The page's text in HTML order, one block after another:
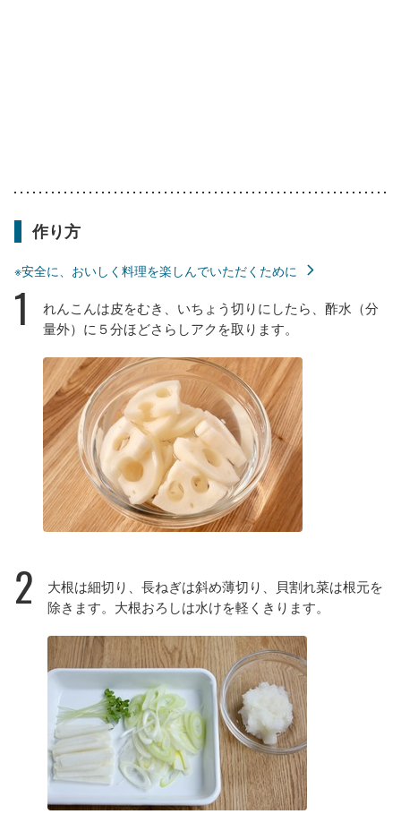
作り方
※安全に、おいしく料理を楽しんでいただくために
1
れんこんは皮をむき、いちょう切りにしたら、酢水（分
量外）に５分ほどさらしアクを取ります。
2
大根は細切り、長ねぎは斜め薄切り、貝割れ菜は根元を
除きます。大根おろしは水けを軽くきります。